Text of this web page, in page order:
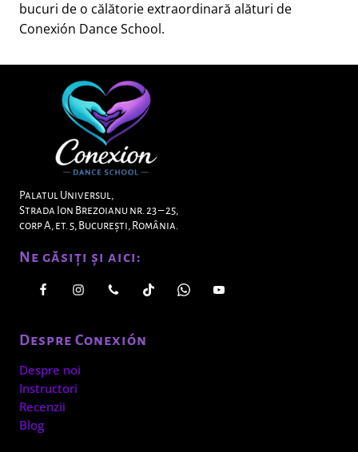
bucuri de o călătorie extraordinară alături de
Conexión Dance School.
Palatul Universul,
Strada Ion Brezoianu nr. 23 – 25,
corp A, et. 5, Bucureşti, România.
Ne găsiţi şi aici:
Despre Conexión
Despre noi
Instructori
Recenzii
Blog